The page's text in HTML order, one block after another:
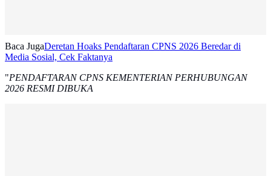
Baca JugaDeretan Hoaks Pendaftaran CPNS 2026 Beredar di
Media Sosial, Cek Faktanya
"PENDAFTARAN CPNS KEMENTERIAN PERHUBUNGAN
2026 RESMI DIBUKA